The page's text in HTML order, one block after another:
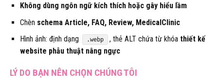
Không dùng ngôn ngữ kích thích hoặc gây hiểu lầm
Chèn schema Article, FAQ, Review, MedicalClinic
Hình ảnh: định dạng
.webp , thẻ ALT chứa từ khóa thiết kế
website phẫu thuật nâng ngực
LÝ DO BẠN NÊN CHỌN CHÚNG TÔI